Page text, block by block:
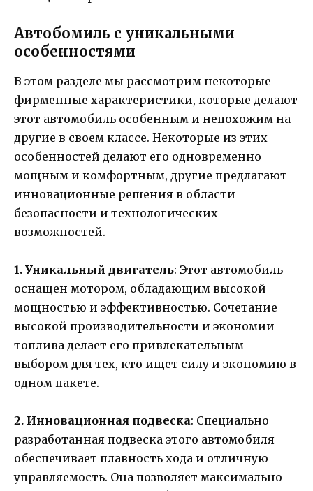
Автобомиль с уникальными
особенностями
В этом разделе мы рассмотрим некоторые
фирменные характеристики, которые делают
этот автомобиль особенным и непохожим на
другие в своем классе. Некоторые из этих
особенностей делают его одновременно
мощным и комфортным, другие предлагают
инновационные решения в области
безопасности и технологических
возможностей.
1. Уникальный двигатель: Этот автомобиль
оснащен мотором, обладающим высокой
мощностью и эффективностью. Сочетание
высокой производительности и экономии
топлива делает его привлекательным
выбором для тех, кто ищет силу и экономию в
одном пакете.
2. Инновационная подвеска: Специально
разработанная подвеска этого автомобиля
обеспечивает плавность хода и отличную
управляемость. Она позволяет максимально